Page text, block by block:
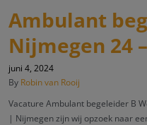
Ambulant
Nijmegen 24
juni 4, 2024
By Robin van Rooij
Vacature Ambulant begeleider B
| Nijmegen zijn wij opzoek naar